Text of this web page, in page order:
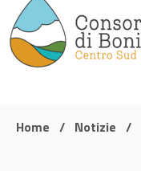
Home / Notizie /